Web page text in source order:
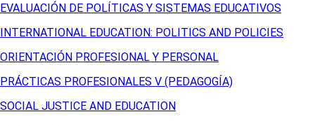
EVALUACIÓN DE POLÍTICAS Y SISTEMAS EDUCATIVOS
INTERNATIONAL EDUCATION: POLITICS AND POLICIES
ORIENTACIÓN PROFESIONAL Y PERSONAL
PRÁCTICAS PROFESIONALES V (PEDAGOGÍA)
SOCIAL JUSTICE AND EDUCATION